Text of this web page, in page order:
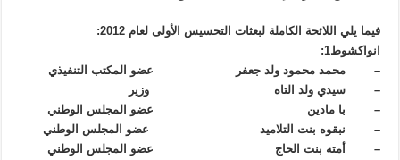
فيما يلي اللائحة الكاملة لبعثات التحسيس الأولى لعام 2012:
انواكشوط1:
– محمد محمود ولد جعفر عضو المكتب التنفيذي
– سيدي ولد التاه وزير
– با مادين عضو المجلس الوطني
– نبقوه بنت التلاميد عضو المجلس الوطني
– أمته بنت الحاج عضو المجلس الوطني